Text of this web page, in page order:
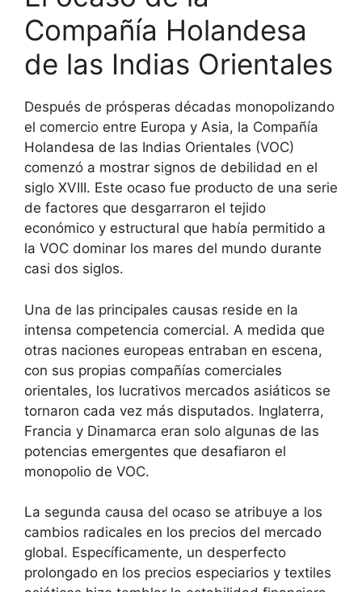
Compañía Holandesa
de las Indias Orientales
Después de prósperas décadas monopolizando
el comercio entre Europa y Asia, la Compañía
Holandesa de las Indias Orientales (VOC)
comenzó a mostrar signos de debilidad en el
siglo XVIII. Este ocaso fue producto de una serie
de factores que desgarraron el tejido
económico y estructural que había permitido a
la VOC dominar los mares del mundo durante
casi dos siglos.
Una de las principales causas reside en la
intensa competencia comercial. A medida que
otras naciones europeas entraban en escena,
con sus propias compañías comerciales
orientales, los lucrativos mercados asiáticos se
tornaron cada vez más disputados. Inglaterra,
Francia y Dinamarca eran solo algunas de las
potencias emergentes que desafiaron el
monopolio de VOC.
La segunda causa del ocaso se atribuye a los
cambios radicales en los precios del mercado
global. Específicamente, un desperfecto
prolongado en los precios especiarios y textiles